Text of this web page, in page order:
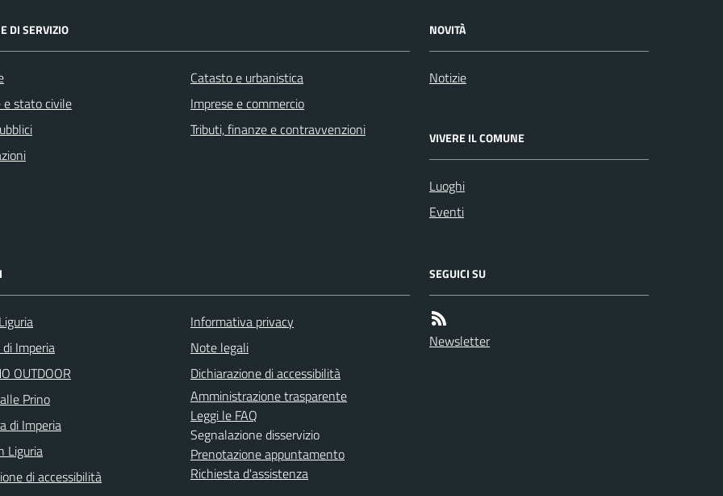
DI SERVIZIO
e stato civile
Catasto e urbanistica
Imprese e commercio
Tributi, finanze e contravvenzioni
NOVITÀ
Notizie
VIVERE IL COMUNE
Luoghi
Eventi
Imperia
OUTDOOR
Prino
di Imperia
Liguria
di accessibilità
Informativa privacy
Note legali
Dichiarazione di accessibilità
Amministrazione trasparente
Leggi le FAQ
Segnalazione disservizio
Prenotazione appuntamento
Richiesta d'assistenza
SEGUICI SU
Newsletter